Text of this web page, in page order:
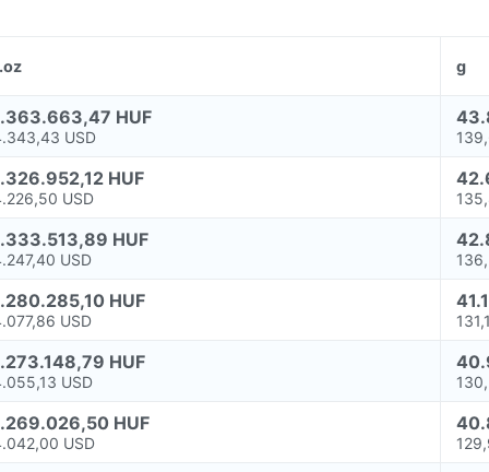
g
HUF
USD
HUF
USD
HUF
USD
HUF
USD
HUF
USD
HUF
USD